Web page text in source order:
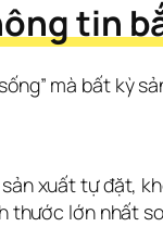
tin
mà bất kỳ
xuất tự đặt,
thước lớn nhất